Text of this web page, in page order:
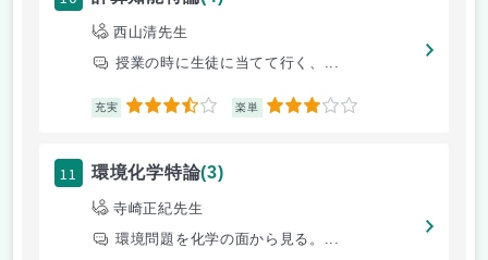
西山清先生
授業の時に生徒に当てて行く、...
充実 3.5 楽単 3
11 環境化学特論(3)
寺崎正紀先生
環境問題を化学の面から見る。...